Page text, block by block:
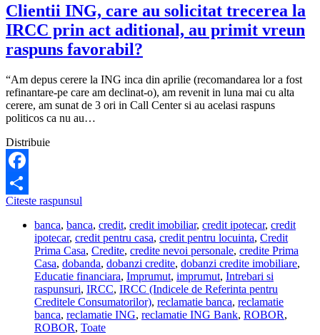
Clientii ING, care au solicitat trecerea la
IRCC prin act aditional, au primit vreun
raspuns favorabil?
“Am depus cerere la ING inca din aprilie (recomandarea lor a fost
refinantare-pe care am declinat-o), am revenit in luna mai cu alta
cerere, am sunat de 3 ori in Call Center si au acelasi raspuns
politicos ca nu au…
Distribuie
Facebook
Share
Citeste raspunsul
care
au
solicitat
trecerea
la
IRCC
prin
act
aditional,
banca, banca, credit, credit imobiliar, credit ipotecar, credit
ipotecar, credit pentru casa, credit pentru locuinta, Credit
Prima Casa, Credite, credite nevoi personale, credite Prima
Casa, dobanda, dobanzi credite, dobanzi credite imobiliare,
Educatie financiara, Imprumut, imprumut, Intrebari si
raspunsuri, IRCC, IRCC (Indicele de Referinta pentru
Creditele Consumatorilor), reclamatie banca, reclamatie
banca, reclamatie ING, reclamatie ING Bank, ROBOR,
ROBOR, Toate